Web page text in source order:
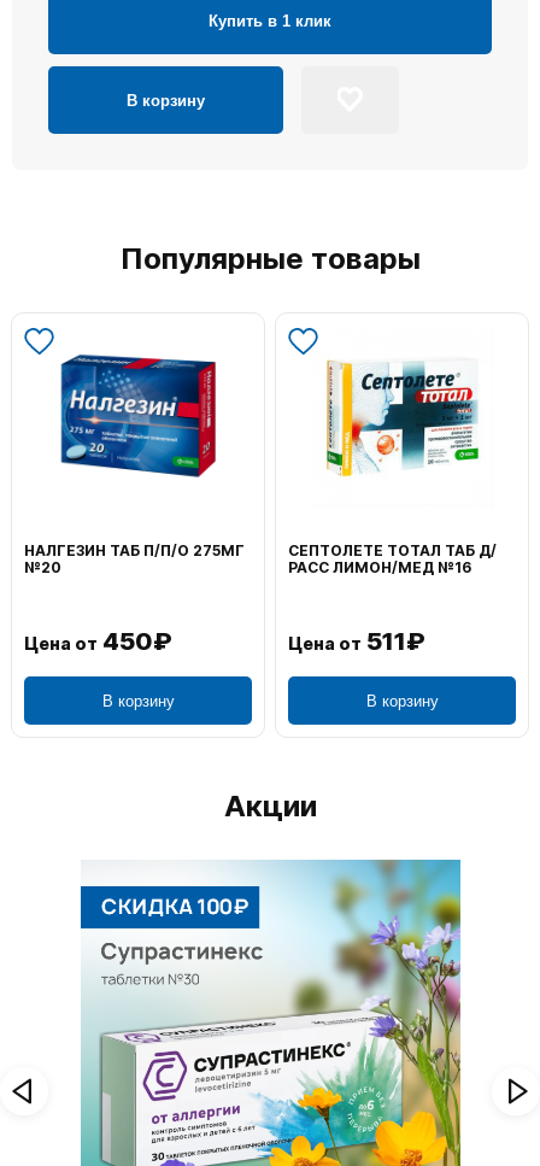
Купить в 1 клик
В корзину
Популярные товары
ВОЛЬТАРЕН ЭМУЛЬГЕЛЬ
НАРУЖ 2% 100Г
Цена от 1 195₽
В корзину
ФЕНИСТИЛ ГЕЛЬ НАРУЖ
0,1% 50Г
Цена от 804₽
В корзину
Акции